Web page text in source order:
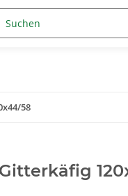
Marken
58